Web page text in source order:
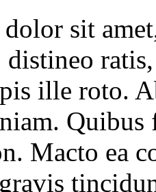
sit
ille roto.
Macto ea